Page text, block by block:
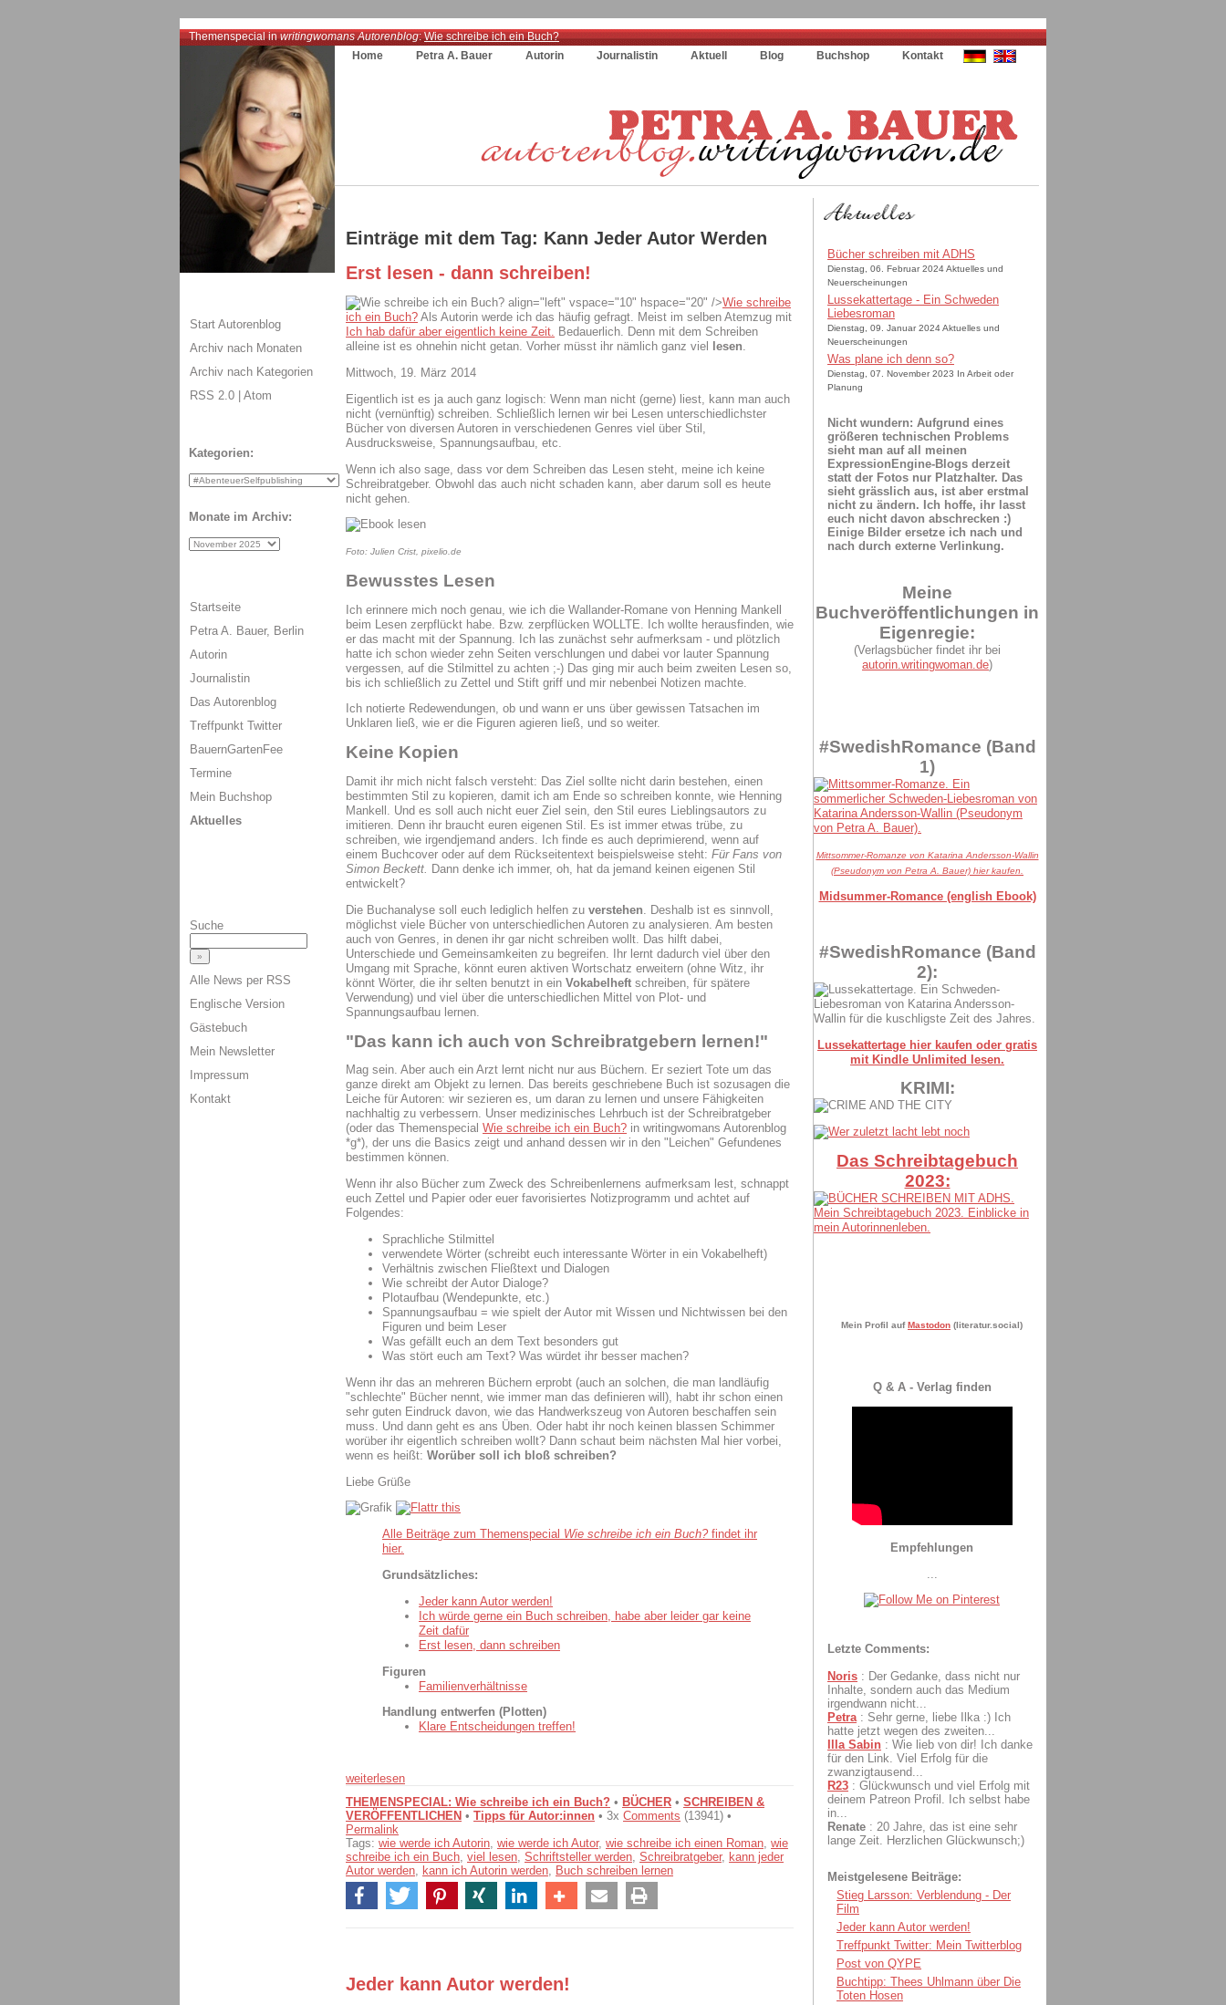
Themenspecial inwritingwomans Autorenblog:Wie schreibe ich ein Buch?
Home
Petra A. Bauer Autorin Journalistin Aktuell Blog Buchshop Kontakt
Einträge mit dem Tag: Kann Jeder Autor Werden
Erst lesen - dann schreiben!
align="left" vspace="10" hspace="20" />Wie schreibe
ich ein Buch? Als Autorin werde ich das häufig gefragt. Meist im selben Atemzug mit
Ich hab dafür aber eigentlich keine Zeit. Bedauerlich. Denn mit dem Schreiben
alleine ist es ohnehin nicht getan. Vorher müsst ihr nämlich ganz viel
lesen.
Mittwoch, 19. März 2014
Eigentlich ist es ja auch ganz logisch: Wenn man nicht (gerne) liest, kann man auch
nicht (vernünftig) schreiben. Schließlich lernen wir bei Lesen unterschiedlichster
Bücher von diversen Autoren in verschiedenen Genres viel über Stil,
Ausdrucksweise, Spannungsaufbau, etc.
Wenn ich also sage, dass vor dem Schreiben das Lesen steht, meine ich keine
Schreibratgeber. Obwohl das auch nicht schaden kann, aber darum soll es heute
nicht gehen.
Foto: Julien Crist, pixelio.de
Bewusstes Lesen
Ich erinnere mich noch genau, wie ich die Wallander-Romane von Henning Mankell
beim Lesen zerpflückt habe. Bzw. zerpflücken WOLLTE. Ich wollte herausfinden, wie
er das macht mit der Spannung. Ich las zunächst sehr aufmerksam - und plötzlich
hatte ich schon wieder zehn Seiten verschlungen und dabei vor lauter Spannung
vergessen, auf die Stilmittel zu achten ;-) Das ging mir auch beim zweiten Lesen so,
bis ich schließlich zu Zettel und Stift griff und mir nebenbei Notizen machte.
Ich notierte Redewendungen, ob und wann er uns über gewissen Tatsachen im
Unklaren ließ, wie er die Figuren agieren ließ, und so weiter.
Keine Kopien
Damit ihr mich nicht falsch versteht: Das Ziel sollte nicht darin bestehen, einen
bestimmten Stil zu kopieren, damit ich am Ende so schreiben konnte, wie Henning
Mankell. Und es soll auch nicht euer Ziel sein, den Stil eures Lieblingsautors zu
imitieren. Denn ihr braucht euren eigenen Stil. Es ist immer etwas trübe, zu
schreiben, wie irgendjemand anders. Ich finde es auch deprimierend, wenn auf
einem Buchcover oder auf dem Rückseitentext beispielsweise steht: Für Fans von
Simon Beckett. Dann denke ich immer, oh, hat da jemand keinen eigenen Stil
entwickelt?
Die Buchanalyse soll euch lediglich helfen zu verstehen . Deshalb ist es sinnvoll,
möglichst viele Bücher von unterschiedlichen Autoren zu analysieren. Am besten
auch von Genres, in denen ihr gar nicht schreiben wollt. Das hilft dabei,
Unterschiede und Gemeinsamkeiten zu begreifen. Ihr lernt dadurch viel über den
Umgang mit Sprache, könnt euren aktiven Wortschatz erweitern (ohne Witz, ihr
könnt Wörter, die ihr selten benutzt in ein Vokabelheft schreiben, für spätere
Verwendung) und viel über die unterschiedlichen Mittel von Plot- und
Spannungsaufbau lernen.
"Das kann ich auch von Schreibratgebern lernen!"
Mag sein. Aber auch ein Arzt lernt nicht nur aus Büchern. Er seziert Tote um das
ganze direkt am Objekt zu lernen. Das bereits geschriebene Buch ist sozusagen die
Leiche für Autoren: wir sezieren es, um daran zu lernen und unsere Fähigkeiten
nachhaltig zu verbessern. Unser medizinisches Lehrbuch ist der Schreibratgeber
(oder das Themenspecial Wie schreibe ich ein Buch? in writingwomans Autorenblog
*g*), der uns die Basics zeigt und anhand dessen wir in den "Leichen" Gefundenes
bestimmen können.
Wenn ihr also Bücher zum Zweck des Schreibenlernens aufmerksam lest, schnappt
euch Zettel und Papier oder euer favorisiertes Notizprogramm und achtet auf
Folgendes:
Sprachliche Stilmittel
verwendete Wörter (schreibt euch interessante Wörter in ein Vokabelheft)
Verhältnis zwischen Fließtext und Dialogen
Wie schreibt der Autor Dialoge?
Plotaufbau (Wendepunkte, etc.)
Spannungsaufbau = wie spielt der Autor mit Wissen und Nichtwissen bei den
Figuren und beim Leser
Was gefällt euch an dem Text besonders gut
Was stört euch am Text? Was würdet ihr besser machen?
Wenn ihr das an mehreren Büchern erprobt (auch an solchen, die man landläufig
"schlechte" Bücher nennt, wie immer man das definieren will), habt ihr schon einen
sehr guten Eindruck davon, wie das Handwerkszeug von Autoren beschaffen sein
muss. Und dann geht es ans Üben. Oder habt ihr noch keinen blassen Schimmer
worüber ihr eigentlich schreiben wollt? Dann schaut beim nächsten Mal hier vorbei,
wenn es heißt: Worüber soll ich bloß schreiben?
Liebe Grüße
Alle Beiträge zum Themenspecial Wie schreibe ich ein Buch?findet ihr
hier.
Grundsätzliches:
Jeder kann Autor werden!
Ich würde gerne ein Buch schreiben, habe aber leider gar keine
Zeit dafür
Erst lesen, dann schreiben
Figuren
Familienverhältnisse
Handlung entwerfen (Plotten)
Klare Entscheidungen treffen!
weiterlesen
THEMENSPECIAL: Wie schreibe ich ein Buch? • BÜCHER • SCHREIBEN &
VERÖFFENTLICHEN • Tipps für Autor:innen • 3x Comments (13941) •
Permalink
Tags: wie werde ich Autorin, wie werde ich Autor, wie schreibe ich einen Roman, wie
schreibe ich ein Buch, viel lesen, Schriftsteller werden, Schreibratgeber, kann jeder
Autor werden, kann ich Autorin werden, Buch schreiben lernen
Jeder kann Autor werden!
Bücher schreiben mit ADHS
Dienstag, 06. Februar 2024 Aktuelles und
Neuerscheinungen
Lussekattertage - Ein Schweden
Liebesroman
Dienstag, 09. Januar 2024 Aktuelles und
Neuerscheinungen
Was plane ich denn so?
Dienstag, 07. November 2023 In Arbeit oder
Planung
Nicht wundern: Aufgrund eines
größeren technischen Problems
sieht man auf all meinen
ExpressionEngine-Blogs derzeit
statt der Fotos nur Platzhalter. Das
sieht grässlich aus, ist aber erstmal
nicht zu ändern. Ich hoffe, ihr lasst
euch nicht davon abschrecken :)
Einige Bilder ersetze ich nach und
nach durch externe Verlinkung.
Meine
Buchveröffentlichungen in
Eigenregie:
(Verlagsbücher findet ihr bei
autorin.writingwoman.de)
#SwedishRomance (Band
1)
Mittsommer-Romanze von Katarina Andersson-Wallin
(Pseudonym von Petra A. Bauer) hier kaufen.
Midsummer-Romance (english Ebook)
#SwedishRomance (Band
2):
Lussekattertage hier kaufen oder gratis
mit Kindle Unlimited lesen.
KRIMI:
Das Schreibtagebuch
2023:
Mein Profil auf Mastodon (literatur.social)
Q & A - Verlag finden
Empfehlungen
Letzte Comments:
Noris : Der Gedanke, dass nicht nur
Inhalte, sondern auch das Medium
irgendwann nicht...
Petra : Sehr gerne, liebe Ilka :) Ich
hatte jetzt wegen des zweiten...
Illa Sabin : Wie lieb von dir! Ich danke
für den Link. Viel Erfolg für die
zwanzigtausend...
R23 : Glückwunsch und viel Erfolg mit
deinem Patreon Profil. Ich selbst habe
in...
Renate : 20 Jahre, das ist eine sehr
lange Zeit. Herzlichen Glückwunsch;)
Meistgelesene Beiträge:
Stieg Larsson: Verblendung - Der
Film
Jeder kann Autor werden!
Treffpunkt Twitter: Mein Twitterblog
Post von QYPE
Buchtipp: Thees Uhlmann über Die
Toten Hosen
Start Autorenblog
Archiv nach Monaten
Archiv nach Kategorien
RSS 2.0 | Atom
Kategorien:
Monate im Archiv:
Startseite
Petra A. Bauer, Berlin
Autorin
Journalistin
Das Autorenblog
Treffpunkt Twitter
BauernGartenFee
Termine
Mein Buchshop
Aktuelles
Suche
Alle News per RSS
Englische Version
Gästebuch
Mein Newsletter
Impressum
Kontakt